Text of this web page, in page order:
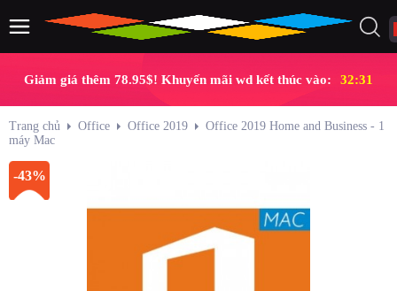
Giảm giá thêm 78.95$! Khuyến mãi wd kết thúc vào: 32:30
Trang chủ Office Office 2019
Office 2019 Home and Business - 1
máy Mac
-43%